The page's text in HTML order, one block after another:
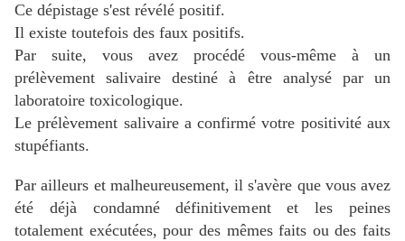
Ce dépistage s'est révélé positif.
Il existe toutefois des faux positifs.
Par suite, vous avez procédé vous-même à un
prélèvement salivaire destiné à être analysé par un
laboratoire toxicologique.
Le prélèvement salivaire a confirmé votre positivité aux
stupéfiants.
Par ailleurs et malheureusement, il s'avère que vous avez
été déjà condamné définitivement et les peines
totalement exécutées, pour des mêmes faits ou des faits